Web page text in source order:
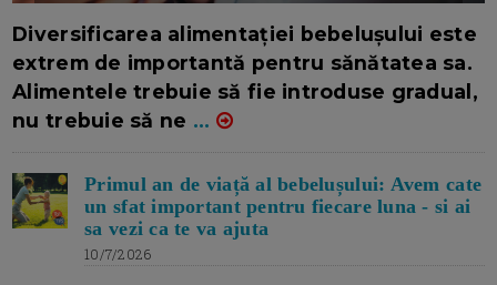
Diversificarea alimentației bebelușului este
extrem de importantă pentru sănătatea sa.
Alimentele trebuie să fie introduse gradual,
nu trebuie să ne ...
Primul an de viață al bebelușului: Avem cate
un sfat important pentru fiecare luna - si ai
sa vezi ca te va ajuta
10/7/2026